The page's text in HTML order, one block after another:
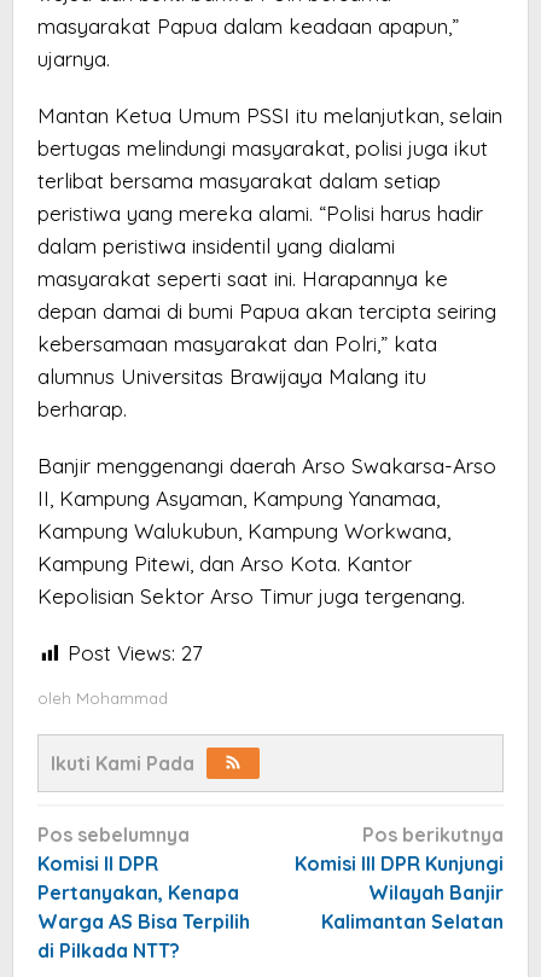
masyarakat Papua dalam keadaan apapun,”
ujarnya.
Mantan Ketua Umum PSSI itu melanjutkan, selain
bertugas melindungi masyarakat, polisi juga ikut
terlibat bersama masyarakat dalam setiap
peristiwa yang mereka alami. “Polisi harus hadir
dalam peristiwa insidentil yang dialami
masyarakat seperti saat ini. Harapannya ke
depan damai di bumi Papua akan tercipta seiring
kebersamaan masyarakat dan Polri,” kata
alumnus Universitas Brawijaya Malang itu
berharap.
Banjir menggenangi daerah Arso Swakarsa-Arso
II, Kampung Asyaman, Kampung Yanamaa,
Kampung Walukubun, Kampung Workwana,
Kampung Pitewi, dan Arso Kota. Kantor
Kepolisian Sektor Arso Timur juga tergenang.
Post Views: 27
oleh Mohammad
Ikuti Kami Pada
Navigasi
pos
Pos sebelumnya
Komisi II DPR
Pertanyakan, Kenapa
Warga AS Bisa Terpilih
di Pilkada NTT?
Pos berikutnya
Komisi III DPR Kunjungi
Wilayah Banjir
Kalimantan Selatan